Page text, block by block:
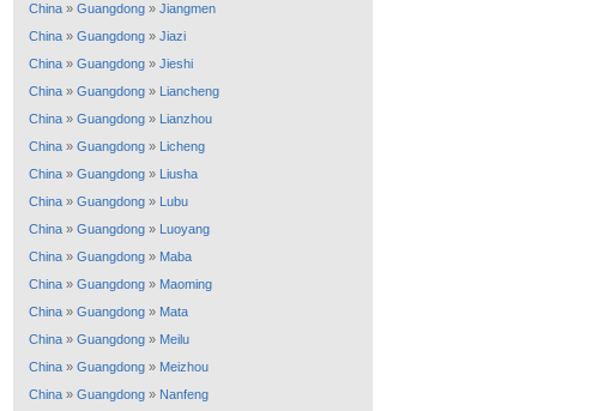
China » Guangdong » Jiangmen
China » Guangdong » Jiazi
China » Guangdong » Jieshi
China » Guangdong » Liancheng
China » Guangdong » Lianzhou
China » Guangdong » Licheng
China » Guangdong » Liusha
China » Guangdong » Lubu
China » Guangdong » Luoyang
China » Guangdong » Maba
China » Guangdong » Maoming
China » Guangdong » Mata
China » Guangdong » Meilu
China » Guangdong » Meizhou
China » Guangdong » Nanfeng